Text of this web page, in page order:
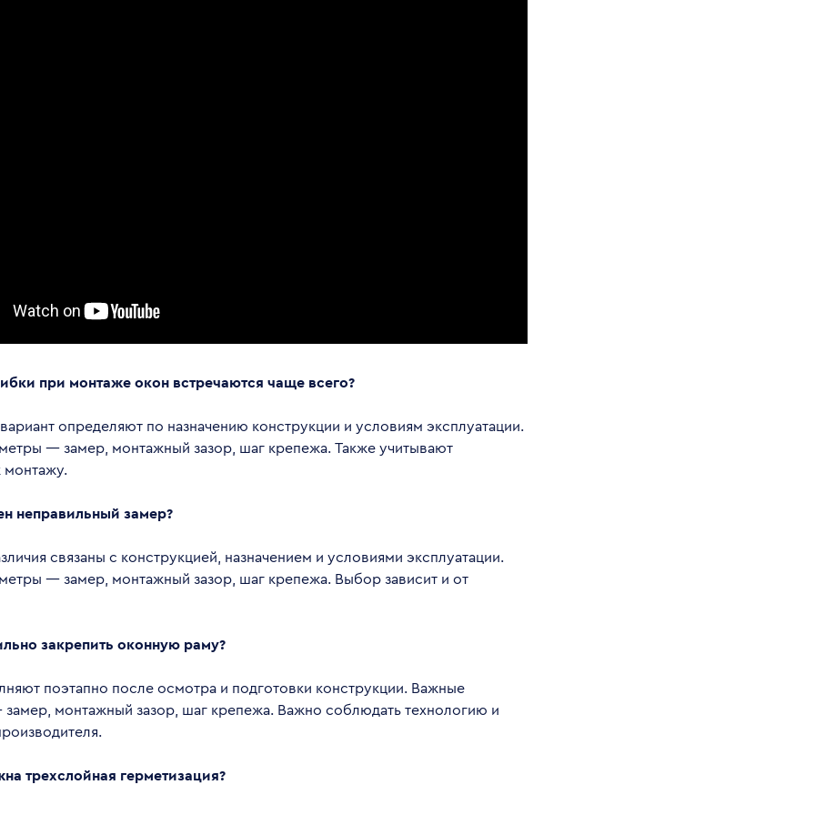
при монтаже окон встречаются чаще всего?
определяют по назначению конструкции и условиям эксплуатации.
— замер, монтажный зазор, шаг крепежа. Также учитывают
монтажу.
неправильный замер?
связаны с конструкцией, назначением и условиями эксплуатации.
— замер, монтажный зазор, шаг крепежа. Выбор зависит и от
закрепить оконную раму?
поэтапно после осмотра и подготовки конструкции. Важные
монтажный зазор, шаг крепежа. Важно соблюдать технологию и
трехслойная герметизация?